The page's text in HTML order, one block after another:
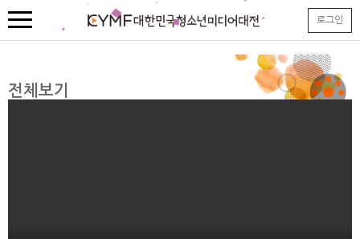
로그인
전체보기